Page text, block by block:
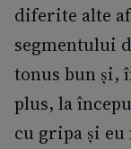
diferite alte
segmentului
tonus bun și,
plus, la
cu gripa și eu